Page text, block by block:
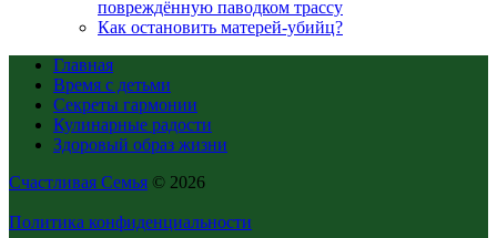
повреждённую паводком трассу
Как остановить матерей-убийц?
Главная
Время с детьми
Секреты гармонии
Кулинарные радости
Здоровый образ жизни
Счастливая Семья © 2026
Политика конфиденциальности